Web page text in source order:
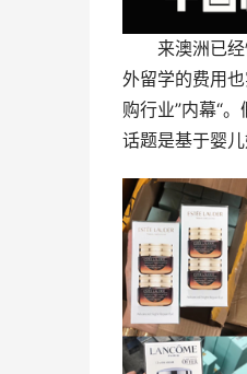
来澳洲已
外留学的费用
购行业”内幕“
话题是基于婴